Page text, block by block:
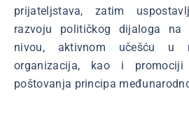
prijateljstava, zatim
razvoju političkog dijaloga na
nivou, aktivnom učešću u
organizacija, kao i
poštovanja principa